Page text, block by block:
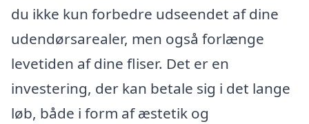
du ikke kun forbedre udseendet af dine
udendørsarealer, men også forlænge
levetiden af dine fliser. Det er en
investering, der kan betale sig i det lange
løb, både i form af æstetik og